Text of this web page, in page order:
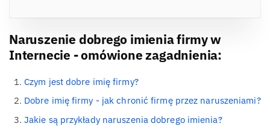
Naruszenie dobrego imienia firmy w
Internecie - omówione zagadnienia:
Czym jest dobre imię firmy?
Dobre imię firmy - jak chronić firmę przez naruszeniami?
Jakie są przykłady naruszenia dobrego imienia?